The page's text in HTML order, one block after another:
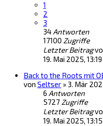
1
2
3
34 Antworten
17100 Zugriffe
Letzter Beitrag
19. Mai 2025, 13:19
Back to the Roots mit
von Seltser » 3. Mär
6 Antworten
5727 Zugriffe
Letzter Beitrag
19. Mai 2025, 13:15